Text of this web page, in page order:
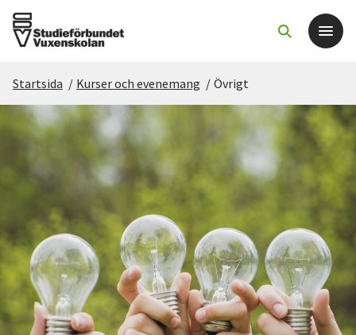
Det här gör vi
För dig som
Sök kurser och evenemang
Om SV
Starta studiecirkel
Cirkelledare
Startsida / Kurser och evenemang / Övrigt